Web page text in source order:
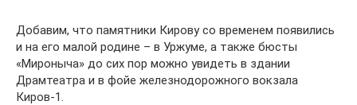
Добавим, что памятники Кирову со временем появились
и на его малой родине – в Уржуме, а также бюсты
«Мироныча» до сих пор можно увидеть в здании
Драмтеатра и в фойе железнодорожного вокзала
Киров-1.